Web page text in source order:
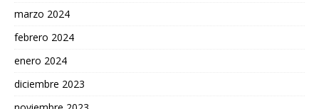
marzo 2024
febrero 2024
enero 2024
diciembre 2023